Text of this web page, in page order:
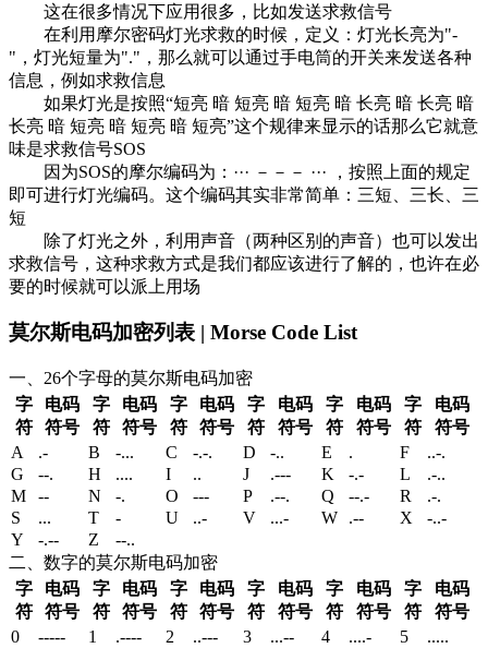
这在很多情况下应用很多，比如发送求救信号
在利用摩尔密码灯光求救的时候，定义：灯光长亮为"-
"，灯光短量为"."，那么就可以通过手电筒的开关来发送各种
信息，例如求救信息
如果灯光是按照“短亮 暗 短亮 暗 短亮 暗 长亮 暗 长亮 暗
长亮 暗 短亮 暗 短亮 暗 短亮”这个规律来显示的话那么它就意
味是求救信号SOS
因为SOS的摩尔编码为：··· －－－ ··· ，按照上面的规定
即可进行灯光编码。这个编码其实非常简单：三短、三长、三
短
除了灯光之外，利用声音（两种区别的声音）也可以发出
求救信号，这种求救方式是我们都应该进行了解的，也许在必
要的时候就可以派上用场
莫尔斯电码加密列表 | Morse Code List
一、26个字母的莫尔斯电码加密
字
符
电码
符号
字
符
电码
符号
字
符
电码
符号
字
符
电码
符号
字
符
电码
符号
字
符
电码
符号
A
.- B -... C -.-. D -.. E . F
..-.
G
--. H .... I .. J .--- K -.- L
.-..
M
-- N -. O --- P .--. Q --.- R
.-.
S
... T - U ..- V ...- W .-- X
-..-
Y
-.-- Z
--..
二、数字的莫尔斯电码加密
字
符
电码
符号
字
符
电码
符号
字
符
电码
符号
字
符
电码
符号
字
符
电码
符号
字
符
电码
符号
0
----- 1 .---- 2 ..--- 3 ...-- 4 ....- 5
.....